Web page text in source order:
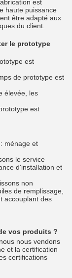
est
haute puissance
être adapté aux
du client.
le prototype
est
de prototype est
élevée, les
est
ménage et
le service
d'installation et
non
de remplissage,
accouplant des
vos produits ?
nous vendons
et la certification
certifications